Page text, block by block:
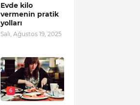
Evde kilo
vermenin pratik
yolları
Salı, Ağustos 19, 2025
6